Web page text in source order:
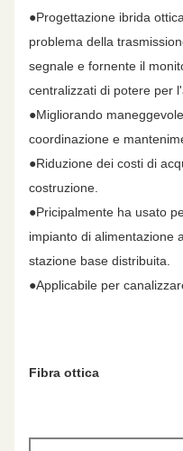
●Progettazione ibrida
problema della
segnale e fornente il
centralizzati di potere per
●Migliorando
coordinazione e
●Riduzione dei costi di
costruzione.
●Pricipalmente ha usato
impianto di alimentazione
stazione base distribuita.
●Applicabile per
Fibra ottica